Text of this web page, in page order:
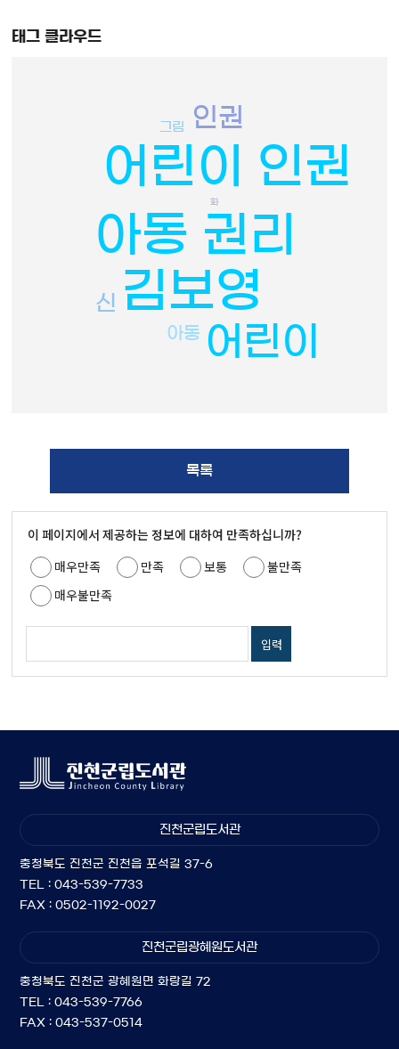
태그 클라우드
아동 권리
김보영
어린이 인권
어린이
인권
신
아동
그림
화
목록
이 페이지에서 제공하는 정보에 대하여 만족하십니까?
매우만족
만족 보통
불만족
매우불만족
진천군립도서관
충청북도 진천군 진천읍 포석길 37-6
TEL : 043-539-7733
FAX : 0502-1192-0027
진천군립광혜원도서관
충청북도 진천군 광혜원면 화랑길 72
TEL : 043-539-7766
FAX : 043-537-0514